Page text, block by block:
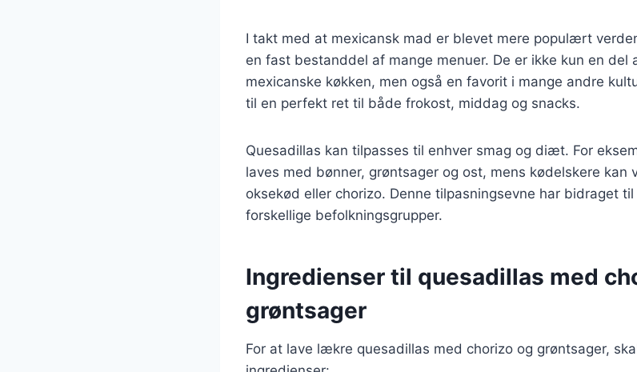
I takt med at mexicansk mad er blevet mere populært
en fast bestanddel af mange menuer. De er ikke kun en del
mexicanske køkken, men også en favorit i mange andre
til en perfekt ret til både frokost, middag og snacks.
Quesadillas kan tilpasses til enhver smag og diæt. For
laves med bønner, grøntsager og ost, mens kødelskere kan
oksekød eller chorizo. Denne tilpasningsevne har bidraget
forskellige befolkningsgrupper.
Ingredienser til quesadillas med
grøntsager
For at lave lækre quesadillas med chorizo og grøntsager,